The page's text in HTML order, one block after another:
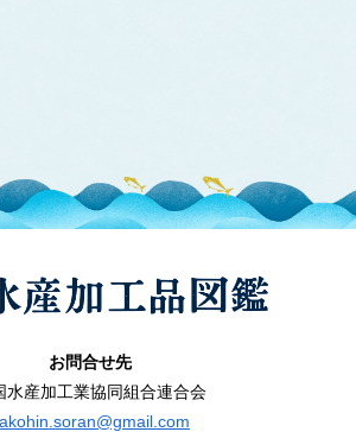
お問合せ先
水産加工業協同組合連合会